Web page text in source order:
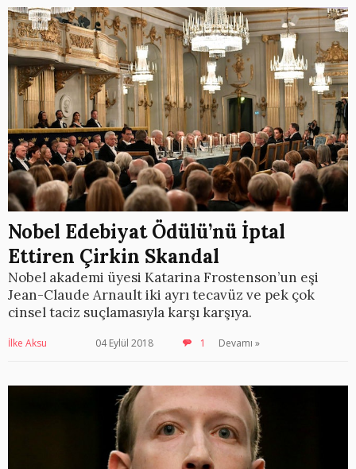
Nobel Edebiyat Ödülü’nü İptal
Ettiren Çirkin Skandal
Nobel akademi üyesi Katarina Frostenson’un eşi
Jean-Claude Arnault iki ayrı tecavüz ve pek çok
cinsel taciz suçlamasıyla karşı karşıya.
İlke Aksu 04 Eylül 2018 1 Devamı »